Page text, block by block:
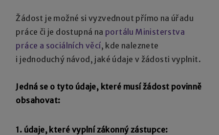
Žádost je možné si vyzvednout přímo na úřadu
práce či je dostupná na portálu Ministerstva
práce a sociálních věcí, kde naleznete
i jednoduchý návod, jaké údaje v žádosti vyplnit.
Jedná se o tyto údaje, které musí žádost povinně
obsahovat:
1. údaje, které vyplní zákonný zástupce: